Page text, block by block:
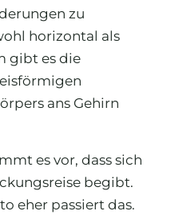
zu
horizontal als
gibt es die
ans Gehirn
es vor, dass sich
begibt.
eher passiert das.